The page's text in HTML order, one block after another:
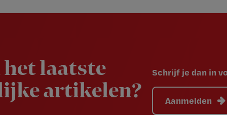
laatste
artikelen?
Schrijf je dan in
Aanmelden